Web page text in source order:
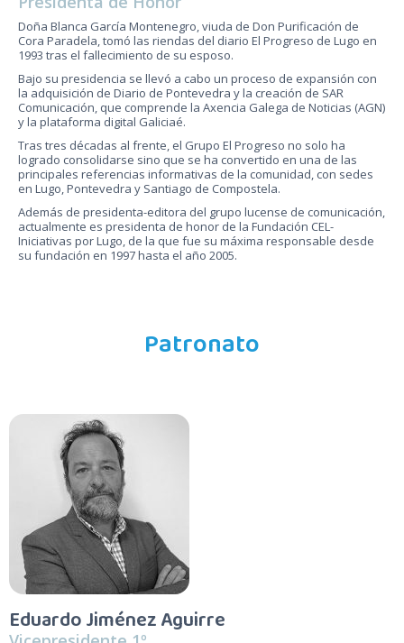
Doña Blanca García Montenegro, viuda de Don Purificación de
Cora Paradela, tomó las riendas del diario El Progreso de Lugo en
1993 tras el fallecimiento de su esposo.
Bajo su presidencia se llevó a cabo un proceso de expansión con
la adquisición de Diario de Pontevedra y la creación de SAR
Comunicación, que comprende la Axencia Galega de Noticias (AGN)
y la plataforma digital Galiciaé.
Tras tres décadas al frente, el Grupo El Progreso no solo ha
logrado consolidarse sino que se ha convertido en una de las
principales referencias informativas de la comunidad, con sedes
en Lugo, Pontevedra y Santiago de Compostela.
Además de presidenta-editora del grupo lucense de comunicación,
actualmente es presidenta de honor de la Fundación CEL-
Iniciativas por Lugo, de la que fue su máxima responsable desde
su fundación en 1997 hasta el año 2005.
Patronato
Eduardo Jiménez Aguirre